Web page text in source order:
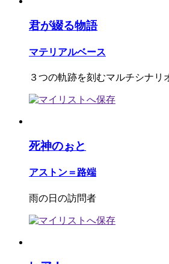
君が綴る物語
マテリアルベース
３つの軌跡を刻むマルチシナリ
死神のぉと
アストン＝路端
雨の日の訪問者